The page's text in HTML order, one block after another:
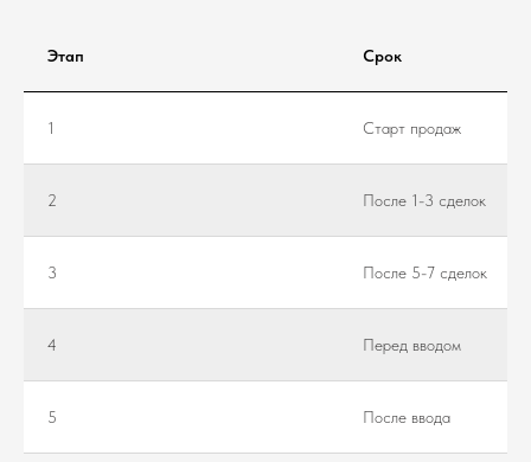
Этап Срок
1 Старт продаж
2 После 1-3 сделок
3 После 5-7 сделок
4 Перед вводом
5 После ввода